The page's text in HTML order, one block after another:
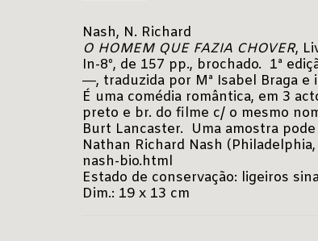
Nash, N. Richard
O HOMEM QUE FAZIA CHOVER,
In-8º, de 157 pp., brochado. 1ª
―, traduzida por Mª Isabel Braga e
É uma comédia romântica, em 3
preto e br. do filme c/ o mesmo
Burt Lancaster. Uma amostra
Nathan Richard Nash
nash-bio.html
Estado de conservação: ligeiros
Dim.: 19 x 13 cm